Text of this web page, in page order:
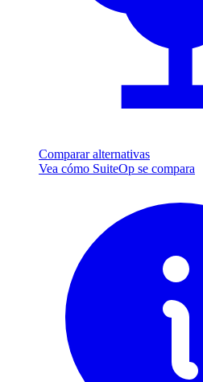
Comparar alternativas
Vea cómo SuiteOp se compara